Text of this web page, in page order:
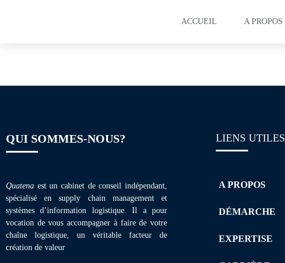
ACCUEIL A PROPOS
QUI SOMMES-NOUS?
Quatena est un cabinet de conseil indépendant,
spécialisé en supply chain management et
systèmes d’information logistique. Il a pour
vocation de vous accompagner à faire de votre
chaîne logistique, un véritable facteur de
création de valeur
LIENS UTILES
A PROPOS
DÉMARCHE
EXPERTISE